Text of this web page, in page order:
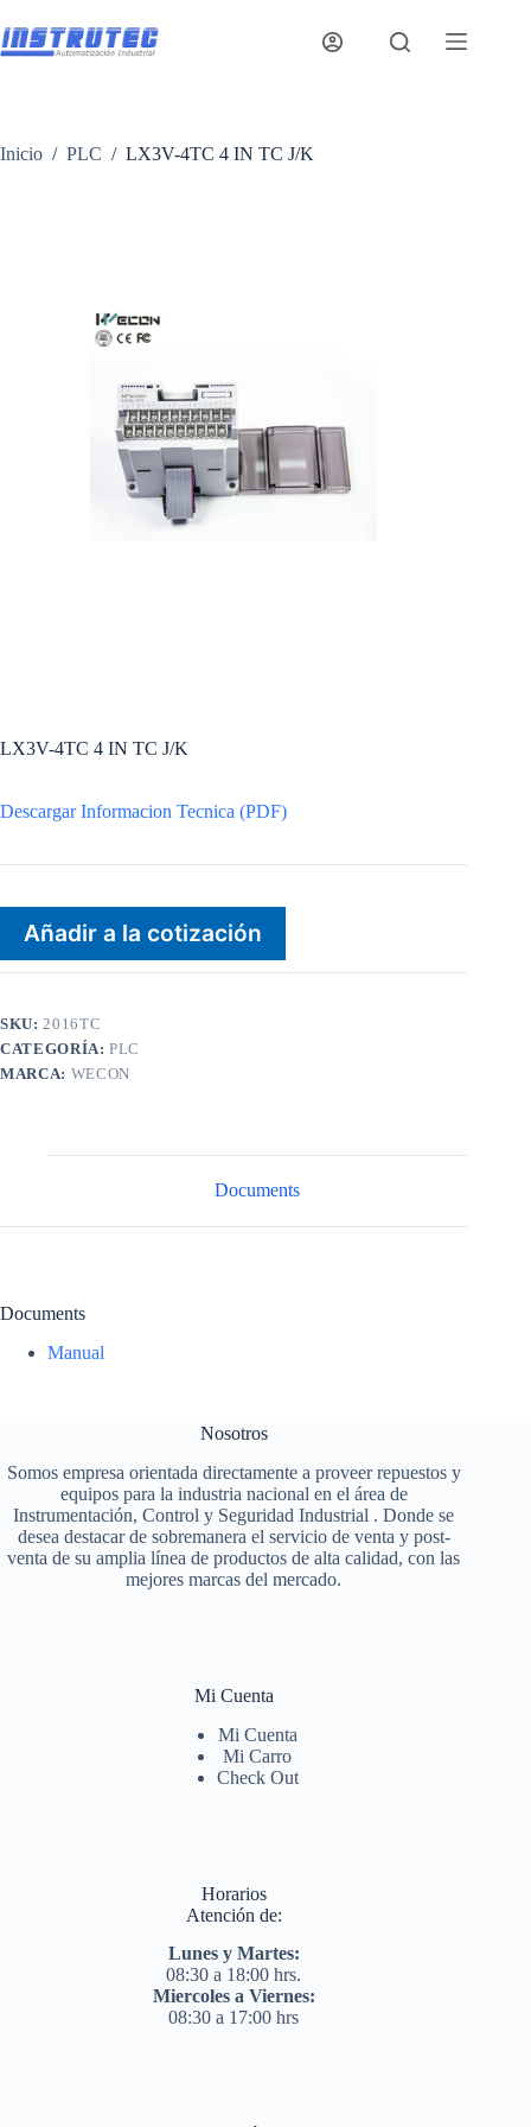
al
contenido
Inicio / PLC / LX3V-4TC 4 IN TC J/K
LX3V-4TC 4 IN TC J/K
Descargar Informacion Tecnica (PDF)
Añadir a la cotización
SKU: 2016TC
CATEGORÍA:PLC
MARCA: WECON
Documents
Documents
Manual
Nosotros
Somos empresa orientada directamente a proveer repuestos y
equipos para la industria nacional en el área de
Instrumentación, Control y Seguridad Industrial . Donde se
desea destacar de sobremanera el servicio de venta y post-
venta de su amplia línea de productos de alta calidad, con las
mejores marcas del mercado.
Mi Cuenta
Mi Cuenta
Mi Carro
Check Out
Horarios
Atención de:
Lunes y Martes:
08:30 a 18:00 hrs.
Miercoles a Viernes:
08:30 a 17:00 hrs